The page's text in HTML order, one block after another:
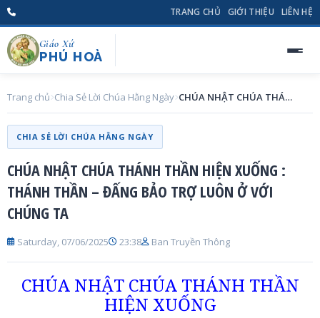
TRANG CHỦ GIỚI THIỆU LIÊN HỆ
Giáo Xứ
PHÚ HOÀ
Trang chủ Chia Sẻ Lời Chúa Hằng Ngày CHÚA NHẬT CHÚA THÁNH THẦN HIỆN XUỐNG : THÁNH THẦN – ĐẤNG BẢO TRỢ LUÔN Ở VỚI CHÚNG TA
CHIA SẺ LỜI CHÚA HẰNG NGÀY
CHÚA NHẬT CHÚA THÁNH THẦN HIỆN XUỐNG :
THÁNH THẦN – ĐẤNG BẢO TRỢ LUÔN Ở VỚI
CHÚNG TA
Saturday, 07/06/2025 23:38 Ban Truyền Thông
CHÚA NHẬT CHÚA THÁNH THẦN
HIỆN XUỐNG